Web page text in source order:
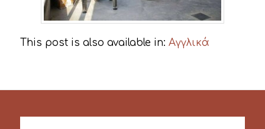
This post is also available in: Αγγλικά